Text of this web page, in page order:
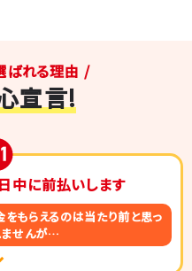
ばれる理由 /
宣言!
中に前払いします
もらえるのは当たり前と思っ
ませんが…